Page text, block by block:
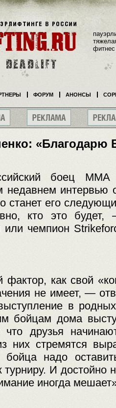
«Благодарю
боец
недавнем интервью
станет его
кто это
чемпион
как свой
не имеет, —
в
бойцам дома
друзья
них стремятся
бойца надо
И достойно
иногда
фитнес
ФОРУМ АНОНСЫ